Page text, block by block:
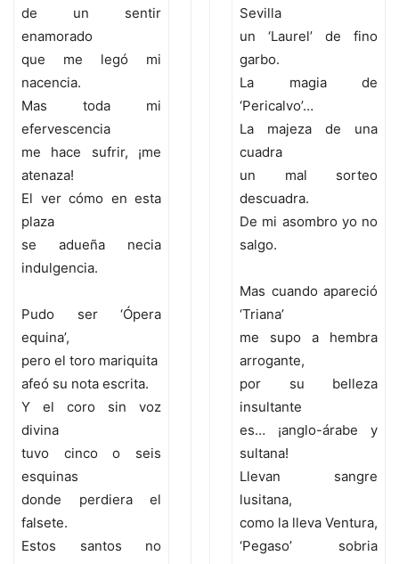
de un sentir
enamorado
que me legó mi
nacencia.
Mas toda mi
efervescencia
me hace sufrir, ¡me
atenaza!
El ver cómo en esta
plaza
se adueña necia
indulgencia.
Pudo ser ‘Ópera
equina’,
pero el toro mariquita
afeó su nota escrita.
Y el coro sin voz
divina
tuvo cinco o seis
esquinas
donde perdiera el
falsete.
Estos santos no
Sevilla
un ‘Laurel’ de fino
garbo.
La magia de
‘Pericalvo’…
La majeza de una
cuadra
un mal sorteo
descuadra.
De mi asombro yo no
salgo.
Mas cuando apareció
‘Triana’
me supo a hembra
arrogante,
por su belleza
insultante
es… ¡anglo-árabe y
sultana!
Llevan sangre
lusitana,
como la lleva Ventura,
‘Pegaso’ sobria